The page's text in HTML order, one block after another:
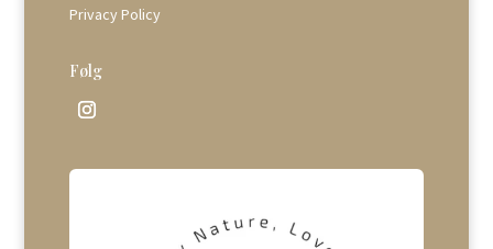
Privacy Policy
Følg